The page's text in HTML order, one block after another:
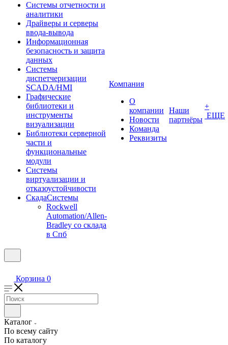
Системы отчетности и
аналитики
Драйверы и серверы
ввода-вывода
Информационная
безопасность и защита
данных
Системы
диспетчеризации
SCADA/HMI
Графические
библиотеки и
инструменты
визуализации
Библиотеки серверной
части и
функциональные
модули
Системы
виртуализации и
отказоустойчивости
СкадаСистемы
Rockwell
Automation/Allen-
Bradley со склада
в Спб
Компания
О
компании
Новости
Команда
Реквизиты
Наши
партнёры
+
ЕЩЕ
Корзина 0
Каталог
По всему сайту
По каталогу